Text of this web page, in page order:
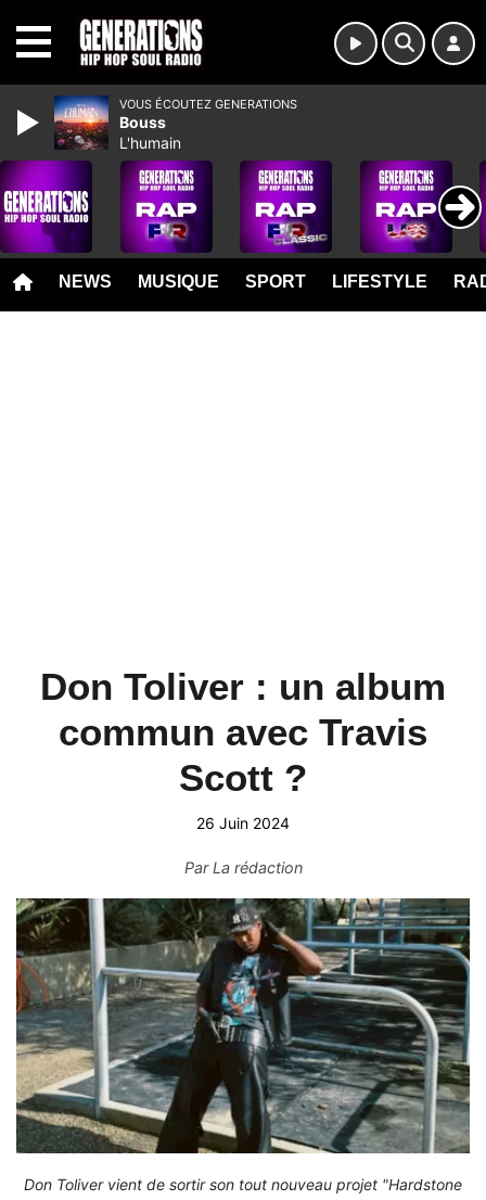
NEWS MUSIQUE SPORT LIFESTYLE
Don Toliver : un album
commun avec Travis
Scott ?
26 Juin 2024
ParLa rédaction
Don Toliver vient de sortir son tout nouveau projet "Hardstone
VOUS ÉCOUTEZ GENERATIONS
Bouss
L'humain